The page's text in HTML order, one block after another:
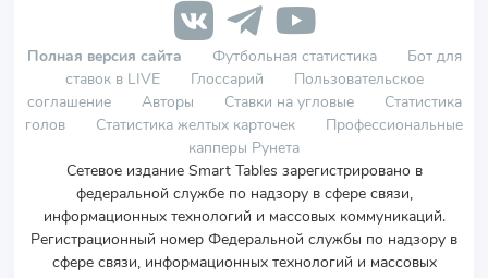
Полная версия сайта Футбольная статистика
Бот для
ставок в LIVE
Глоссарий
Пользовательское
соглашение
Авторы Ставки на угловые
Статистика
голов
Статистика желтых карточек
Профессиональные
капперы Рунета
Сетевое издание Smart Tables зарегистрировано в
федеральной службе по надзору в сфере связи,
информационных технологий и массовых коммуникаций.
Регистрационный номер Федеральной службы по надзору в
сфере связи, информационных технологий и массовых